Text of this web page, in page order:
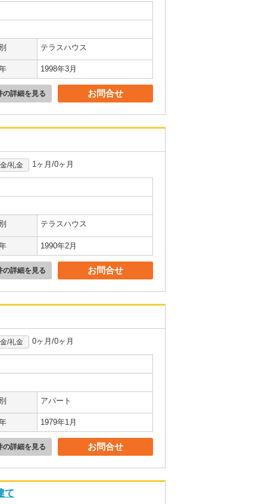
テラスハウス
1998年3月
お問合せ
の詳細を見る
/礼金 1ヶ月/0ヶ月
テラスハウス
1990年2月
お問合せ
の詳細を見る
/礼金 0ヶ月/0ヶ月
アパート
1979年1月
お問合せ
の詳細を見る
て